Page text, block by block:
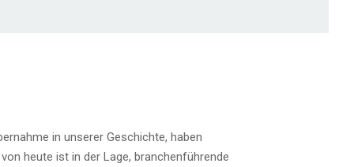
in unserer Geschichte, haben
heute ist in der Lage, branchenführende